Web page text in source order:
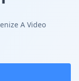
A Video